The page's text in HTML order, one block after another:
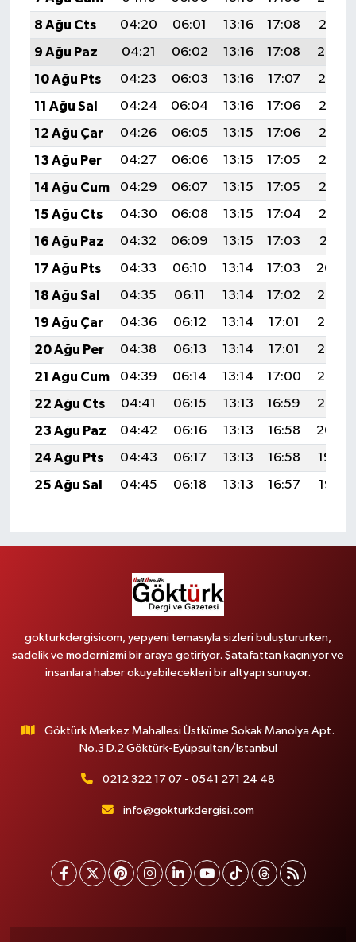
8 Ağu Cts
04:20 06:01 13:16 17:08
20:21
9 Ağu Paz
04:21 06:02 13:16 17:08
20:20
10 Ağu Pts
04:23 06:03 13:16 17:07
20:19
11 Ağu Sal
04:24 06:04 13:16 17:06
20:17
12 Ağu Çar
04:26 06:05 13:15 17:06
20:16
13 Ağu Per
04:27 06:06 13:15 17:05
20:15
14 Ağu Cum
04:29 06:07 13:15 17:05
20:13
15 Ağu Cts
04:30 06:08 13:15 17:04
20:12
16 Ağu Paz
04:32 06:09 13:15 17:03
20:11
17 Ağu Pts
04:33 06:10 13:14 17:03
20:09
18 Ağu Sal
04:35 06:11 13:14 17:02
20:08
19 Ağu Çar
04:36 06:12 13:14 17:01
20:06
20 Ağu Per
04:38 06:13 13:14 17:01
20:05
21 Ağu Cum
04:39 06:14 13:14 17:00
20:03
22 Ağu Cts
04:41 06:15 13:13 16:59
20:02
23 Ağu Paz
04:42 06:16 13:13 16:58
20:00
24 Ağu Pts
04:43 06:17 13:13 16:58
19:59
25 Ağu Sal
04:45 06:18 13:13 16:57 19:57
gokturkdergisicom, yepyeni temasıyla sizleri buluştururken,
sadelik ve modernizmi bir araya getiriyor. Şatafattan kaçınıyor ve
insanlara haber okuyabilecekleri bir altyapı sunuyor.
Göktürk Merkez Mahallesi Üstküme Sokak Manolya Apt.
No.3 D.2 Göktürk-Eyüpsultan/İstanbul
0212 322 17 07 - 0541 271 24 48
info@gokturkdergisi.com